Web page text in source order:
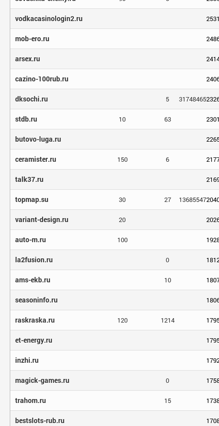
vodkacasinologin2.ru
mob-ero.ru
arsex.ru
cazino-100rub.ru
dksochi.ru 5 31748465
stdb.ru 10 63
butovo-luga.ru
ceramister.ru 150 6
talk37.ru
topmap.su 30 27 13685547
variant-design.ru 20
auto-m.ru 100
la2fusion.ru 0
ams-ekb.ru 10
seasoninfo.ru
raskraska.ru 120 1214
et-energy.ru
inzhi.ru
magick-games.ru 0
trahom.ru 15
bestslots-rub.ru